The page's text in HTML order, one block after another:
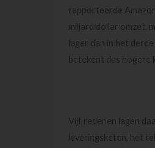
rapporteerde
miljard dollar omzet,
lager dan in het
betekent dus hogere
Vijf redenen lagen
leveringsketen, het